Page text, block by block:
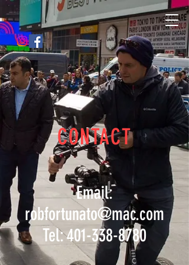
CONTACT
Email:
robfortunato@mac.com
Tel: 401-338-8780